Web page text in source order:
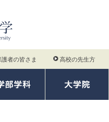
護者の皆さま 高校の先生方